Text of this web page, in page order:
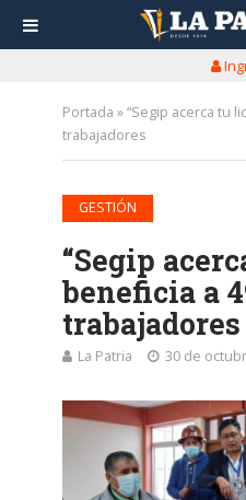
Portada »“Segip acerca tu
trabajadores
GESTIÓN
“Segip
beneficia a
trabajadores
La Patria 30 de